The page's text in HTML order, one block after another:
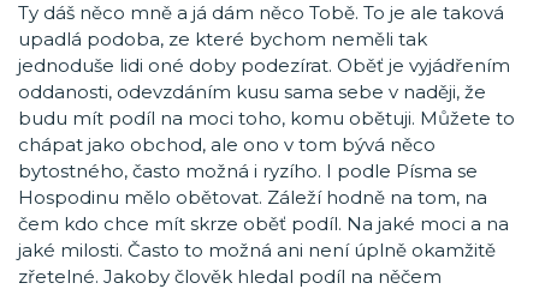
Ty dáš něco mně a já dám něco Tobě. To je ale taková
upadlá podoba, ze které bychom neměli tak
jednoduše lidi oné doby podezírat. Oběť je vyjádřením
oddanosti, odevzdáním kusu sama sebe v naději, že
budu mít podíl na moci toho, komu obětuji. Můžete to
chápat jako obchod, ale ono v tom bývá něco
bytostného, často možná i ryzího. I podle Písma se
Hospodinu mělo obětovat. Záleží hodně na tom, na
čem kdo chce mít skrze oběť podíl. Na jaké moci a na
jaké milosti. Často to možná ani není úplně okamžitě
zřetelné. Jakoby člověk hledal podíl na něčem